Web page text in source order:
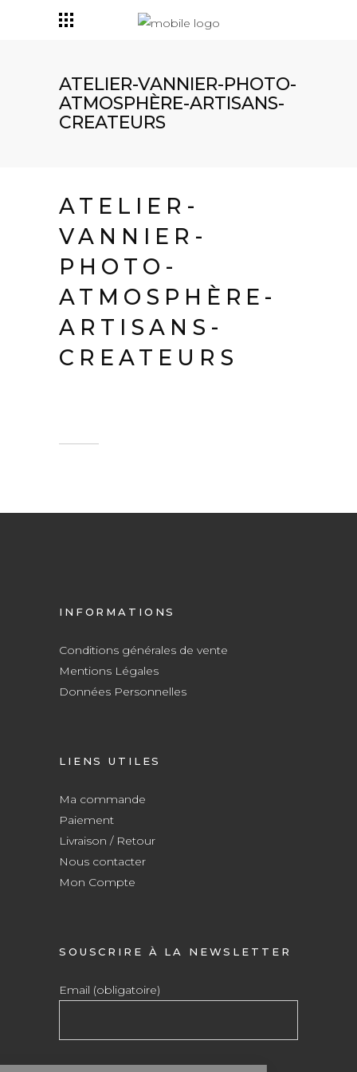
ATELIER-VANNIER-PHOTO-
ATMOSPHÈRE-ARTISANS-
CREATEURS
ATELIER-
VANNIER-
PHOTO-
ATMOSPHÈRE-
ARTISANS-
CREATEURS
INFORMATIONS
Conditions générales de vente
Mentions Légales
Données Personnelles
LIENS UTILES
Ma commande
Paiement
Livraison / Retour
Nous contacter
Mon Compte
SOUSCRIRE À LA NEWSLETTER
Email (obligatoire)